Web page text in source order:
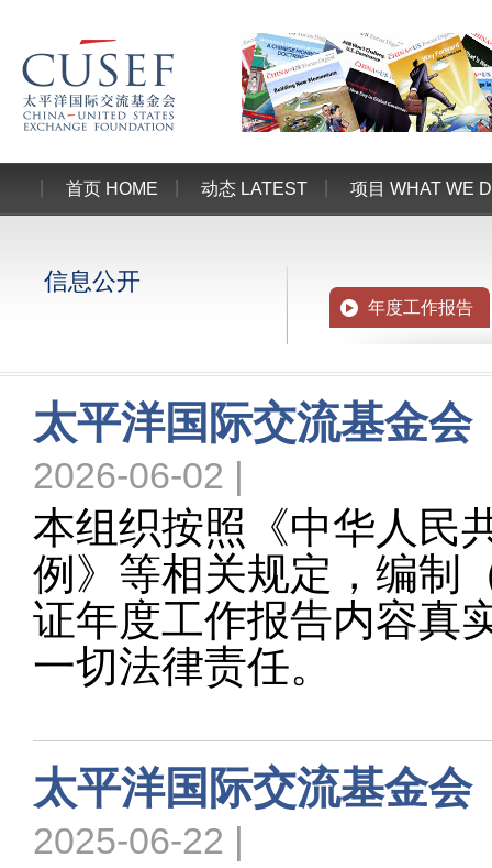
首页 HOME 动态 LATEST 项目 WHAT WE
信息公开
年度工作报告
太平洋国际交流基金
2026-06-02 |
本组织按照《中华人民
例》等相关规定，编制
证年度工作报告内容真
一切法律责任。
太平洋国际交流基金
2025-06-22 |